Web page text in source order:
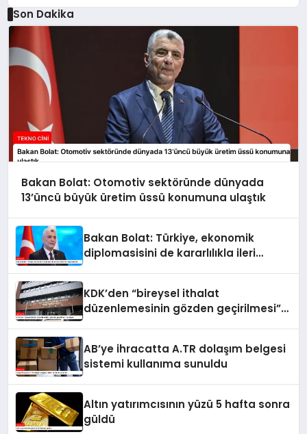
Son Dakika
Bakan Bolat: Otomotiv sektöründe dünyada
13’üncü büyük üretim üssü konumuna ulaştık
Bakan Bolat: Türkiye, ekonomik
diplomasisini de kararlılıkla ileri
KDK’den “bireysel ithalat
düzenlemesinin gözden geçirilmesi”
AB’ye ihracatta A.TR dolaşım belgesi
sistemi kullanıma sunuldu
Altın yatırımcısının yüzü 5 hafta sonra
güldü